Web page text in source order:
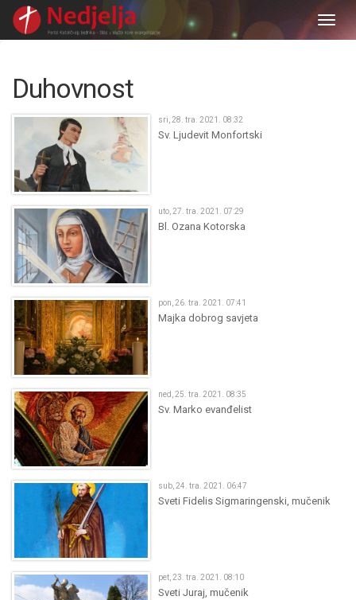
Duhovnost
sri, 28. tra. 2021. 08:32
Sv. Ljudevit Monfortski
uto, 27. tra. 2021. 07:29
Bl. Ozana Kotorska
pon, 26. tra. 2021. 07:41
Majka dobrog savjeta
ned, 25. tra. 2021. 08:35
Sv. Marko evanđelist
sub, 24. tra. 2021. 06:47
Sveti Fidelis Sigmaringenski, mučenik
pet, 23. tra. 2021. 08:10
Sveti Juraj, mučenik